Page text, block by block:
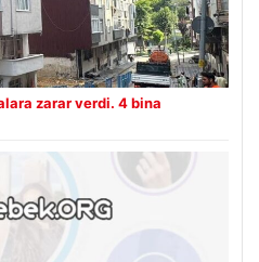
zarar verdi. 4 bina